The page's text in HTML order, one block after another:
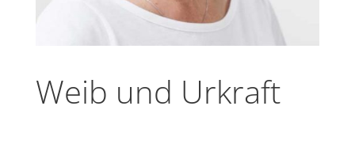
Weib und Urkraft